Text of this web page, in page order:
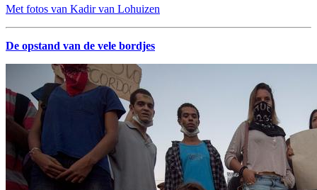
Met fotos van Kadir van Lohuizen
De opstand van de vele bordjes